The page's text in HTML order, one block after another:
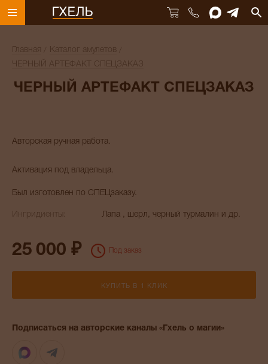
Главная
Каталог амулетов
ЧЕРНЫЙ АРТЕФАКТ СПЕЦЗАКАЗ
ЧЕРНЫЙ АРТЕФАКТ СПЕЦЗАКАЗ
Авторская ручная работа.
Активация под владельца.
Был изготовлен по СПЕЦзаказу.
Ингридиенты: Лапа , шерл, черный турмалин и др.
25 000 ₽ Под заказ
КУПИТЬ В 1 КЛИК
Подписаться на авторские каналы «Гхель о магии»
Max